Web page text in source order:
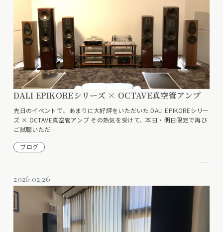
DALI EPIKOREシリーズ × OCTAVE真空管アンプ
先日のイベントで、あまりに大好評をいただいた DALI EPIKOREシリー
ズ × OCTAVE真空管アンプ その熱気を受けて、本日・明日限定で再び
ご試聴いただ…
ブログ
2026.02.26